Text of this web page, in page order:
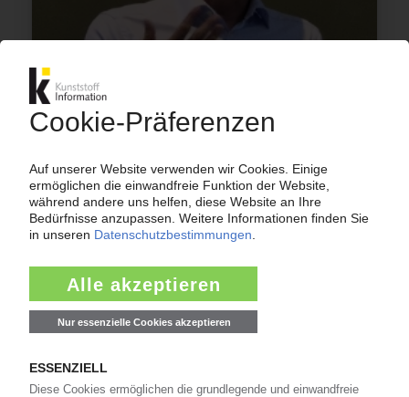
BASF
noch nicht bezifferbar / Kein Trend zum E-
Cracker erwartet
10.06.2026